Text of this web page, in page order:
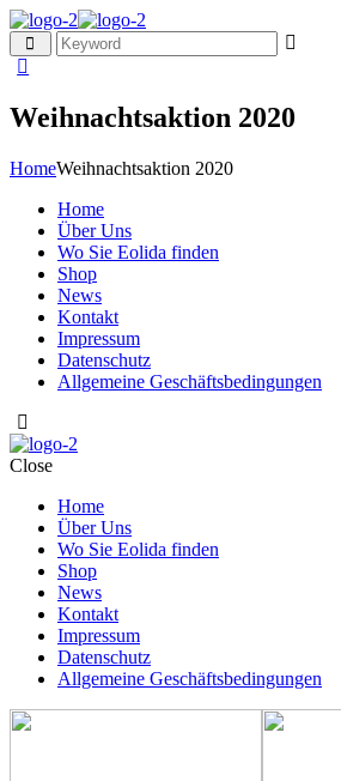
Weihnachtsaktion 2020
HomeWeihnachtsaktion 2020
Home
Über Uns
Wo Sie Eolida finden
Shop
News
Kontakt
Impressum
Datenschutz
Allgemeine Geschäftsbedingungen
Close
Home
Über Uns
Wo Sie Eolida finden
Shop
News
Kontakt
Impressum
Datenschutz
Allgemeine Geschäftsbedingungen